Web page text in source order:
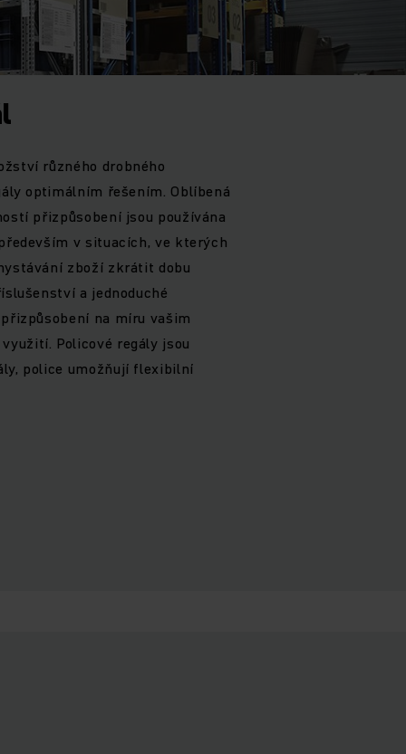
různého drobného
optimálním řešením. Oblíbená
přizpůsobení jsou používána
v situacích, ve kterých
zboží zkrátit dobu
a jednoduché
na míru vašim
Policové regály jsou
police umožňují flexibilní